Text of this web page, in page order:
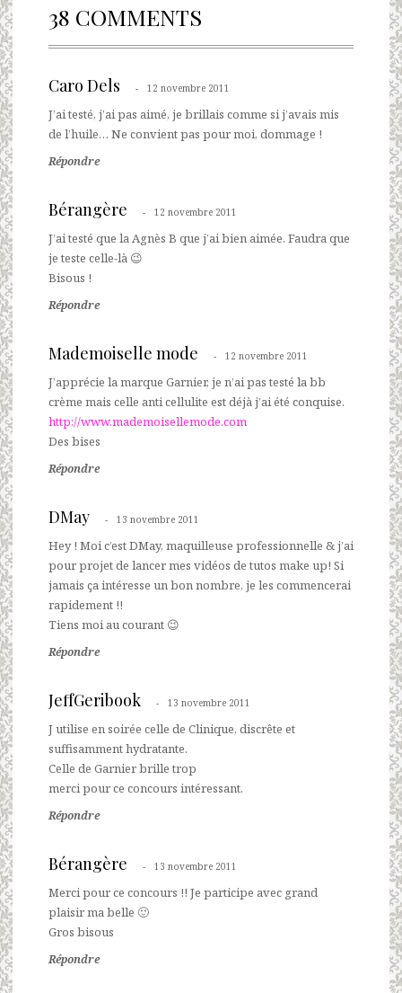
38 COMMENTS
Caro Dels 12 novembre 2011
J’ai testé, j’ai pas aimé, je brillais comme si j’avais mis
de l’huile… Ne convient pas pour moi, dommage !
Répondre
Bérangère 12 novembre 2011
J’ai testé que la Agnès B que j’ai bien aimée. Faudra que
je teste celle-là 😉
Bisous !
Répondre
Mademoiselle mode 12 novembre 2011
J’apprécie la marque Garnier, je n’ai pas testé la bb
crème mais celle anti cellulite est déjà j’ai été conquise.
http://www.mademoisellemode.com
Des bises
Répondre
DMay 13 novembre 2011
Hey ! Moi c’est DMay, maquilleuse professionnelle & j’ai
pour projet de lancer mes vidéos de tutos make up! Si
jamais ça intéresse un bon nombre, je les commencerai
rapidement !!
Tiens moi au courant 😉
Répondre
JeffGeribook 13 novembre 2011
J utilise en soirée celle de Clinique, discrête et
suffisamment hydratante.
Celle de Garnier brille trop
merci pour ce concours intéressant.
Répondre
Bérangère 13 novembre 2011
Merci pour ce concours !! Je participe avec grand
plaisir ma belle 🙂
Gros bisous
Répondre